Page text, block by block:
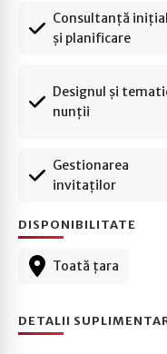
• refined weddings &
• destination weddings
La servicii:
✔ Negocierea
✔ Designul și tematica
Consultanță
și planificare
Designul și
nunții
Gestionarea
invitaților
DISPONIBILITATE
Toată țara
DETALII